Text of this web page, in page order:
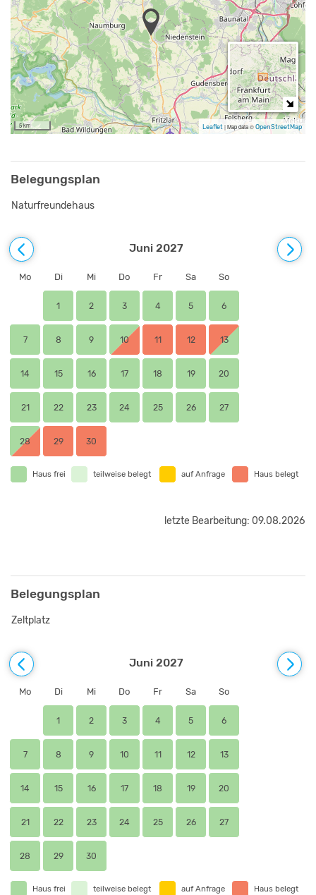
5 km Leaflet|Map data ©OpenStreetMap
Belegungsplan
Naturfreundehaus
Juni 2027
Mo Di Mi Do Fr Sa So
1 2 3 4 5 6
7 8 9 10 11 12 13
14 15 16 17 18 19 20
21 22 23 24 25 26 27
28 29 30
Haus frei teilweise belegt auf Anfrage Haus belegt
letzte Bearbeitung: 09.08.2026
Belegungsplan
Zeltplatz
Juni 2027
Mo Di Mi Do Fr Sa So
1 2 3 4 5 6
7 8 9 10 11 12 13
14 15 16 17 18 19 20
21 22 23 24 25 26 27
28 29 30
Haus frei teilweise belegt auf Anfrage Haus belegt